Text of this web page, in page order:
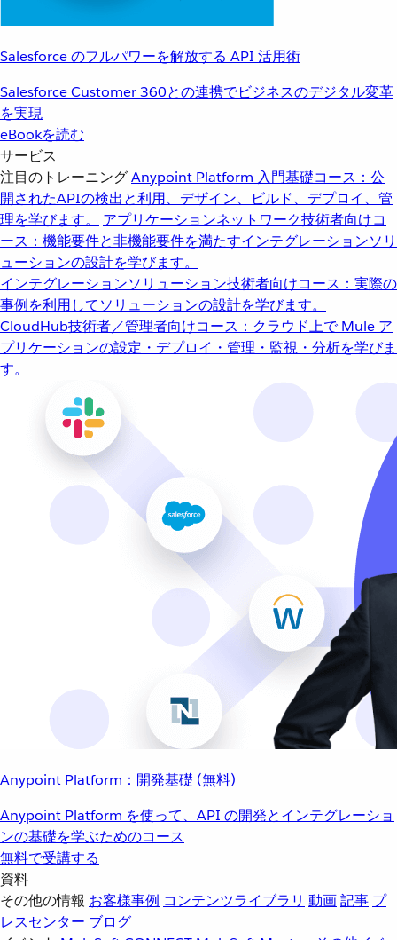
Salesforce のフルパワーを解放する API 活用術
Salesforce Customer 360との連携でビジネスのデジタル変革
を実現
eBookを読む
サービス
注目のトレーニングAnypoint Platform 入門基礎コース：公
開されたAPIの検出と利用、デザイン、ビルド、デプロイ、管
理を学びます。
アプリケーションネットワーク技術者向けコ
ース：機能要件と非機能要件を満たすインテグレーションソリ
ューションの設計を学びます。
インテグレーションソリューション技術者向けコース：実際の
事例を利用してソリューションの設計を学びます。
CloudHub技術者／管理者向けコース：クラウド上で Mule ア
プリケーションの設定・デプロイ・管理・監視・分析を学びま
す。
Anypoint Platform：開発基礎 (無料)
Anypoint Platform を使って、API の開発とインテグレーショ
ンの基礎を学ぶためのコース
無料で受講する
資料
その他の情報 お客様事例 コンテンツライブラリ 動画記事 プ
レスセンター ブログ